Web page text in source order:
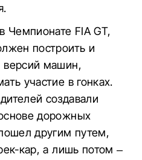
Чемпионате FIA GT,
построить и
версий машин,
участие в гонках.
создавали
дорожных
другим путем,
кар, а лишь потом –